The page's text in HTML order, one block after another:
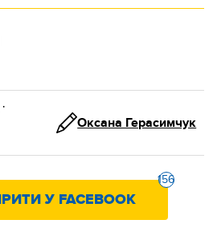
·
Оксана Герасимчук
156
У FACEBOOK